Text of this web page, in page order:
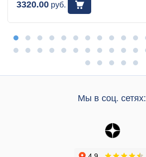
3320.00 руб.
Мы в соц. сетях: